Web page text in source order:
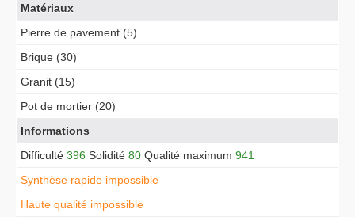
Matériaux
Pierre de pavement (5)
Brique (30)
Granit (15)
Pot de mortier (20)
Informations
Difficulté 396 Solidité 80 Qualité maximum 941
Synthèse rapide impossible
Haute qualité impossible